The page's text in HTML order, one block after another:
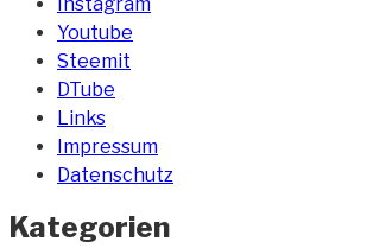
Youtube
Steemit
DTube
Links
Impressum
Datenschutz
Kategorien